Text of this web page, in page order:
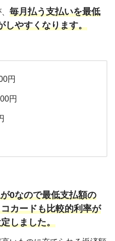
毎月払う支払いを最低
しやすくなります。
円
円
0なので最低支払額の
カードも比較的利率が
しました。